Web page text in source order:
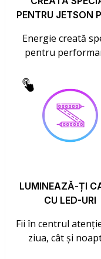
PENTRU JETSON
Energie creată
pentru
LUMINEAZĂ-ȚI
CU LED-URI
Fii în centrul
ziua, cât și